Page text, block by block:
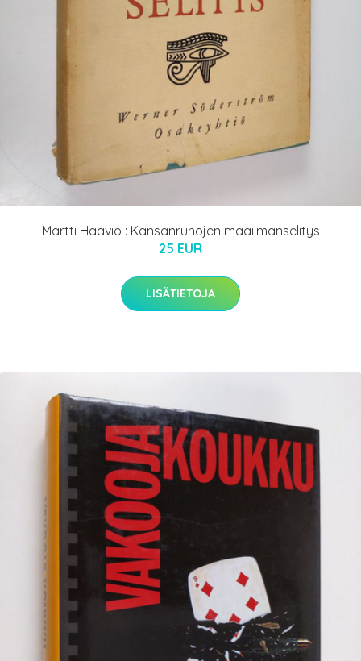
Martti Haavio : Kansanrunojen maailmanselitys
25 EUR
LISÄTIETOJA